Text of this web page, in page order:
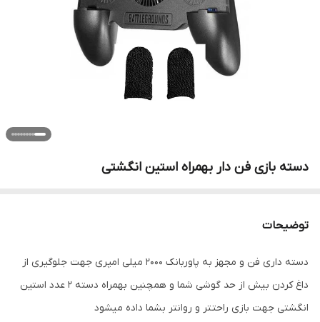
دسته بازی فن دار بهمراه استین انگشتی
توضیحات
دسته داری فن و مجهز به پاوربانک 2000 میلی امپری جهت جلوگیری از
داغ کردن بیش از حد گوشی شما و همچنین بهمراه دسته 2 عدد استین
انگشتی جهت بازی راحتتر و روانتر بشما داده میشود